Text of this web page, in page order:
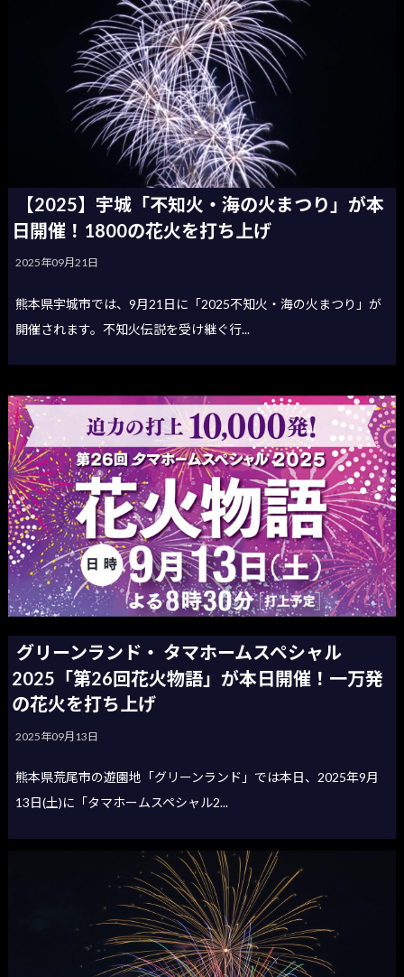
【2025】宇城「不知火・海の火まつり」が本
日開催！1800の花火を打ち上げ
2025年09月21日
熊本県宇城市では、9月21日に「2025不知火・海の火まつり」が
開催されます。不知火伝説を受け継ぐ行...
グリーンランド・ タマホームスペシャル
2025「第26回花火物語」が本日開催！一万発
の花火を打ち上げ
2025年09月13日
熊本県荒尾市の遊園地「グリーンランド」では本日、2025年9月
13日(土)に「タマホームスペシャル2...